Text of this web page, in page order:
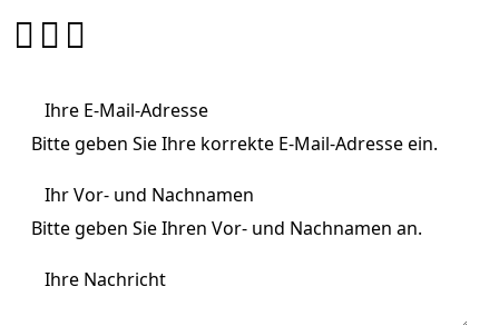
Ihre E-Mail-Adresse
Bitte geben Sie Ihre korrekte E-Mail-Adresse ein.
Ihr Vor- und Nachnamen
Bitte geben Sie Ihren Vor- und Nachnamen an.
Ihre Nachricht